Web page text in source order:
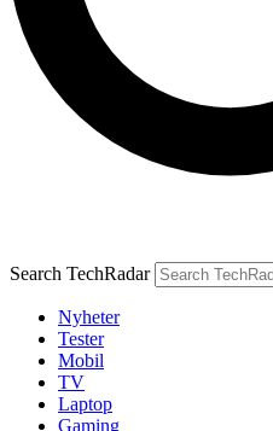
Search TechRadar
Nyheter
Tester
Mobil
TV
Laptop
Gaming